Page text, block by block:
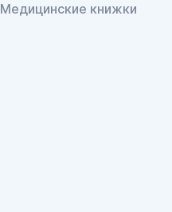
Медицинские книжки